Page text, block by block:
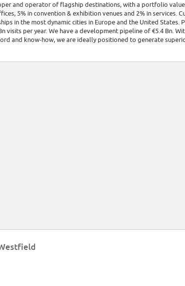
and operator of flagship destinations, with a portfolio
5% in convention & exhibition venues and 2% in services.
in the most dynamic cities in Europe and the United States.
visits per year. We have a development pipeline of €5.4 Bn.
and know-how, we are ideally positioned to generate